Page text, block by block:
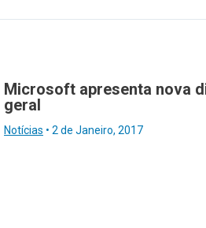
Microsoft apresenta nova
geral
Notícias • 2 de Janeiro, 2017